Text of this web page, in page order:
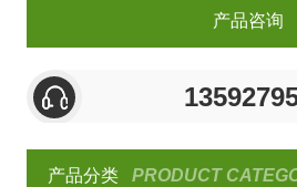
产品咨询
产品分类 PRODUCT